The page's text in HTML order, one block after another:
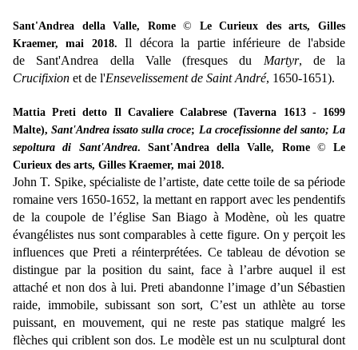
Sant'Andrea della Valle, Rome ©
Le Curieux des arts, Gilles
Kraemer, mai 2018.Il décora la partie inférieure de l'abside
de Sant'Andrea della Valle (fresques du Martyr, de la
Crucifixion et de l'Ensevelissement de Saint André, 1650-1651).
Mattia Preti detto Il Cavaliere Calabrese (Taverna 1613 - 1699
Malte),Sant'Andrea issato sulla croce; La crocefissionne del santo; La
sepoltura di Sant'Andrea. Sant'Andrea della Valle, Rome ©
Le
Curieux des arts, Gilles Kraemer, mai 2018.
John T. Spike, spécialiste de l’artiste, date cette toile de sa période
romaine vers 1650-1652, la mettant en rapport avec les pendentifs
de la coupole de l’église San Biago à Modène, où les quatre
évangélistes nus sont comparables à cette figure. On y perçoit les
influences que Preti a réinterprétées. Ce tableau de dévotion se
distingue par la position du saint, face à l’arbre auquel il est
attaché et non dos à lui. Preti abandonne l’image d’un Sébastien
raide, immobile, subissant son sort, C’est un athlète au torse
puissant, en mouvement, qui ne reste pas statique malgré les
flèches qui criblent son dos. Le modèle est un nu sculptural dont